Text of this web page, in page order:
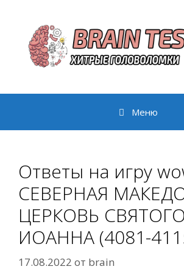
содержимому
Меню
Ответы на игру
СЕВЕРНАЯ
ЦЕРКОВЬ СВЯТОГО
ИОАННА (4081-
17.08.2022 от brain